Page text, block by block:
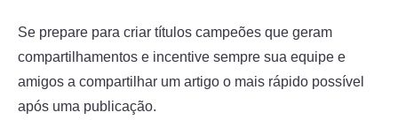
Se prepare para criar títulos campeões que geram
compartilhamentos e incentive sempre sua equipe e
amigos a compartilhar um artigo o mais rápido possível
após uma publicação.